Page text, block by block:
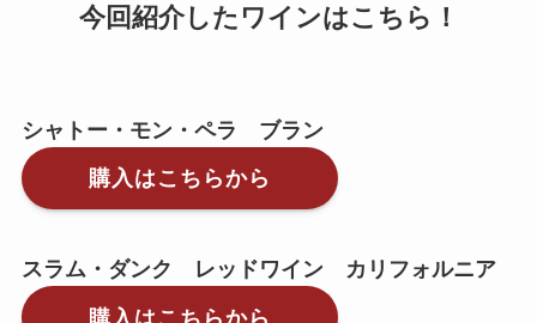
今回紹介したワインはこちら！
シャトー・モン・ペラ ブラン
購入はこちらから
スラム・ダンク レッドワイン カリフォルニア
購入はこちらから